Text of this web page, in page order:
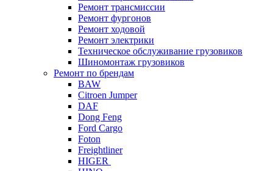
Ремонт трансмиссии
Ремонт фургонов
Ремонт ходовой
Ремонт электрики
Техническое обслуживание грузовиков
Шиномонтаж грузовиков
Ремонт по брендам
BAW
Citroen Jumper
DAF
Dong Feng
Ford Cargo
Foton
Freightliner
HIGER